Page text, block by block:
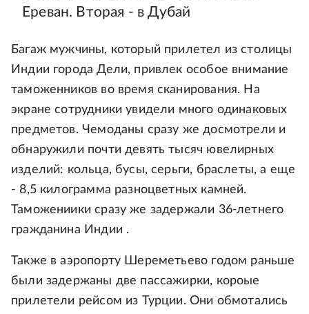
Ереван. Вторая - в Дубай
Багаж мужчины, который прилетел из столицы
Индии города Дели, привлек особое внимание
таможенников во время сканирования. На
экране сотрудники увидели много одинаковых
предметов. Чемоданы сразу же досмотрели и
обнаружили почти девять тысяч ювелирных
изделий: кольца, бусы, серьги, браслеты, а еще
- 8,5 килограмма разноцветных камней.
Таможениики сразу же задержали 36-летнего
гражданина Индии .
Также в аэропорту Шереметьево годом раньше
были задержаны две пассажирки, короые
прилетели рейсом из Турции. Они обмотались